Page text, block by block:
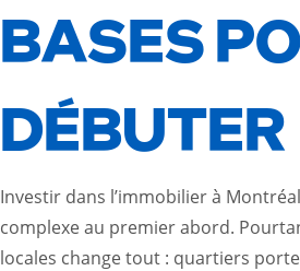
BASES
DÉBUTER
Investir dans l’immobilier à
complexe au premier abord.
locales change tout : quartiers